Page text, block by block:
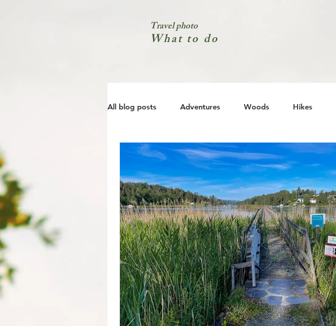
Travel photo
What to do
All blog posts Adventures Woods Hikes
City Coast Nature Natur